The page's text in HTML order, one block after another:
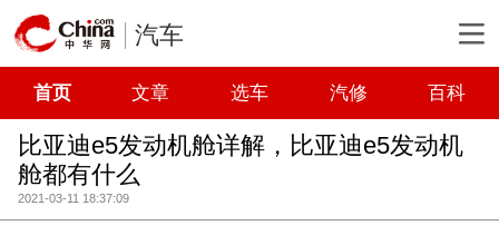
汽车
首页 文章 选车 汽修 百科
比亚迪e5发动机舱详解，比亚迪e5发动机
舱都有什么
2021-03-11 18:37:09